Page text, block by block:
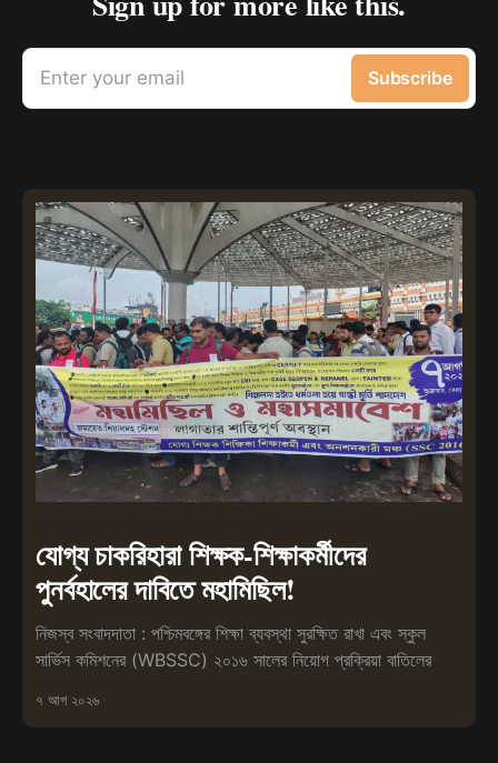
Enter your email Subscribe
যোগ্য চাকরিহারা শিক্ষক-শিক্ষাকর্মীদের
পুনর্বহালের দাবিতে মহামিছিল!
নিজস্ব সংবাদদাতা : পশ্চিমবঙ্গের শিক্ষা ব্যবস্থা সুরক্ষিত রাখা এবং স্কুল
সার্ভিস কমিশনের (WBSSC) ২০১৬ সালের নিয়োগ প্রক্রিয়া বাতিলের
৭ আগ ২০২৬